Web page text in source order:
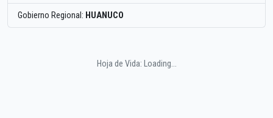
Gobierno Regional: HUANUCO
Hoja de Vida: Loading...